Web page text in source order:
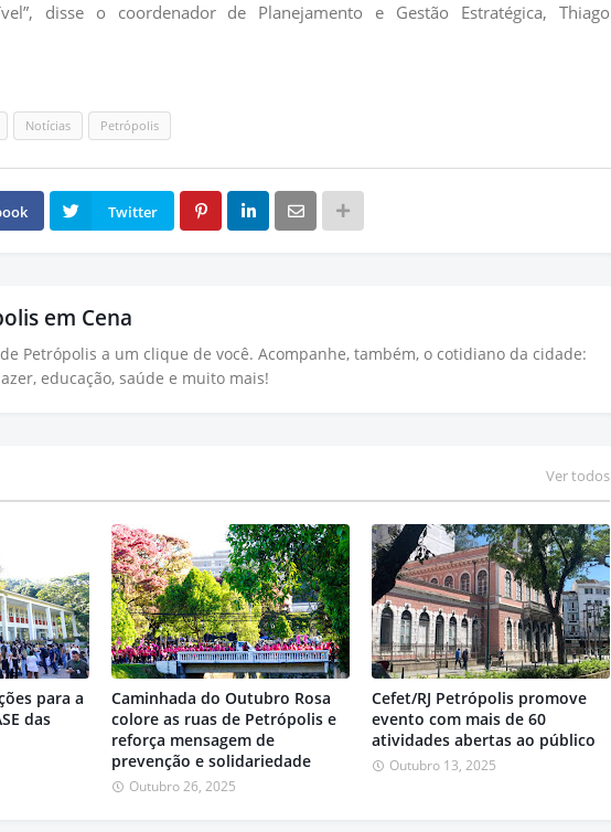
disse o coordenador de Planejamento e Gestão Estratégica, Thiago
Notícias Petrópolis
Twitter
em Cena
Petrópolis a um clique de você. Acompanhe, também, o cotidiano da cidade:
educação, saúde e muito mais!
Ver todos
para a
das
Caminhada do Outubro Rosa
colore as ruas de Petrópolis e
reforça mensagem de
prevenção e solidariedade
Outubro 26, 2025
Cefet/RJ Petrópolis promove
evento com mais de 60
atividades abertas ao público
Outubro 13, 2025